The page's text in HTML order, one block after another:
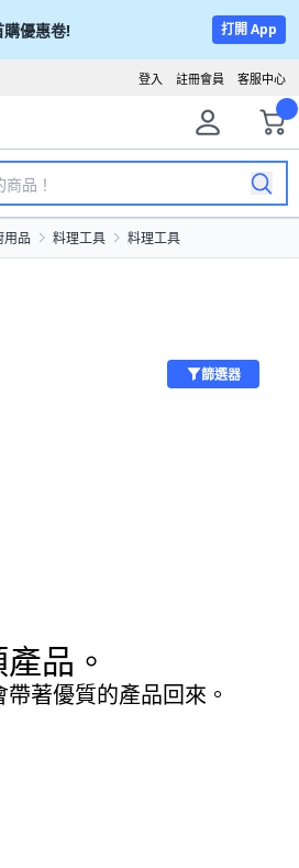
購優惠卷! 打開 App
客服中心
註冊會員
登入
用品 料理工具 料理工具
篩選器
品。
著優質的產品回來。